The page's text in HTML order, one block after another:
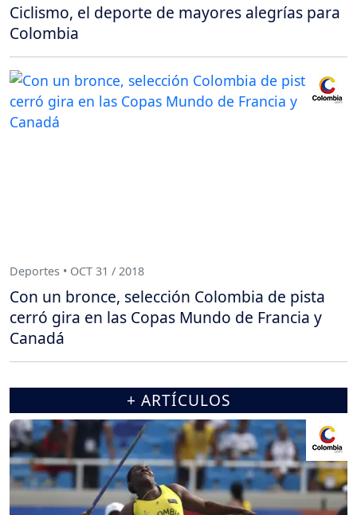
Ciclismo, el deporte de mayores alegrías para
Colombia
Deportes • OCT 31 / 2018
Con un bronce, selección Colombia de pista
cerró gira en las Copas Mundo de Francia y
Canadá
+ ARTÍCULOS